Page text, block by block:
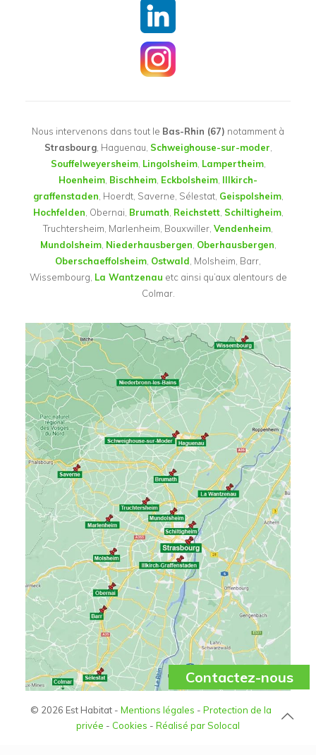
Nous intervenons dans tout le Bas-Rhin (67) notamment à
Strasbourg, Haguenau, Schweighouse-sur-moder
Souffelweyersheim, Lingolsheim, Lampertheim,
Hoenheim Bischheim Eckbolsheim Illkirch-
graffenstaden , Hoerdt, Saverne, Sélestat, Geispolsheim,
Hochfelden , Obernai, Brumath Reichstett, Schiltigheim,
Truchtersheim, Marlenheim, Bouxwiller, Vendenheim
Mundolsheim, Niederhausbergen Oberhausbergen
Oberschaeffolsheim Ostwald , Molsheim, Barr,
Wissembourg, La Wantzenau etc ainsi qu’aux alentours de
Colmar.
© 2026 Est Habitat - Mentions légales - Protection de la vie
privée - Cookies - Réalisé par Solocal
Contactez-nous